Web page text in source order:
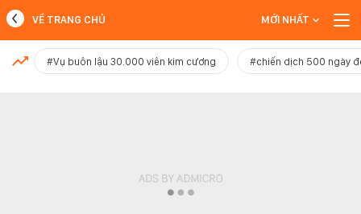
MỚI NHẤT
VỀ TRANG CHỦ MỚI NHẤT
#Vụ buôn lậu 30.000 viên kim cương #chiến dịch 500 ngày